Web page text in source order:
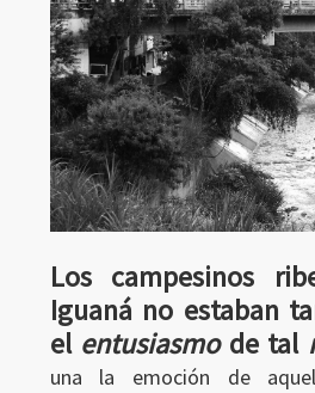
Los campesinos
Iguaná no estaban
el entusiasmode tal
una la emoción de